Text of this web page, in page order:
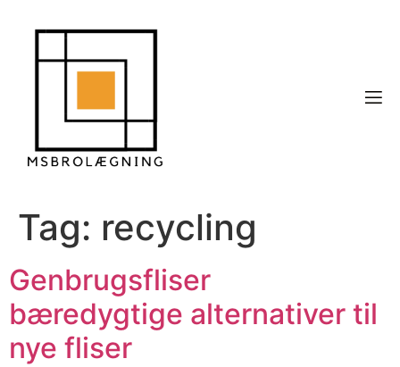
Tag: recycling
Genbrugsfliser
bæredygtige alternativer til
nye fliser